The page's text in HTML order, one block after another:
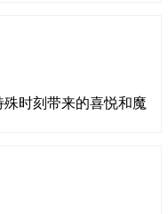
时刻带来的喜悦和魔